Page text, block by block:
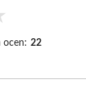
ocen: 22